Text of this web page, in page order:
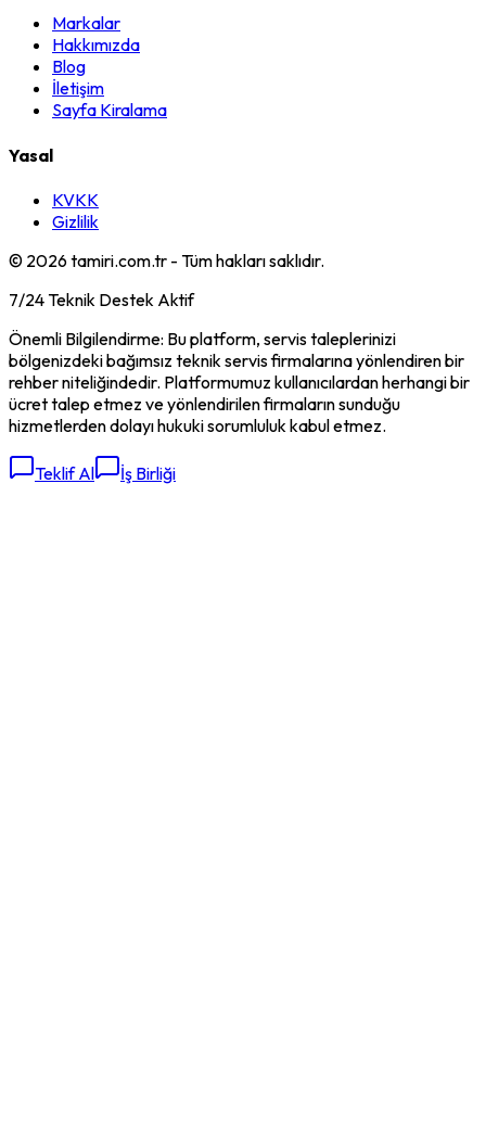
Markalar
Hakkımızda
Blog
İletişim
Sayfa Kiralama
Yasal
KVKK
Gizlilik
© 2026tamiri.com.tr - Tüm hakları saklıdır.
7/24 Teknik Destek Aktif
Önemli Bilgilendirme: Bu platform, servis taleplerinizi
bölgenizdeki bağımsız teknik servis firmalarına yönlendiren bir
rehber niteliğindedir. Platformumuz kullanıcılardan herhangi bir
ücret talep etmez ve yönlendirilen firmaların sunduğu
hizmetlerden dolayı hukuki sorumluluk kabul etmez.
Teklif Al İş Birliği